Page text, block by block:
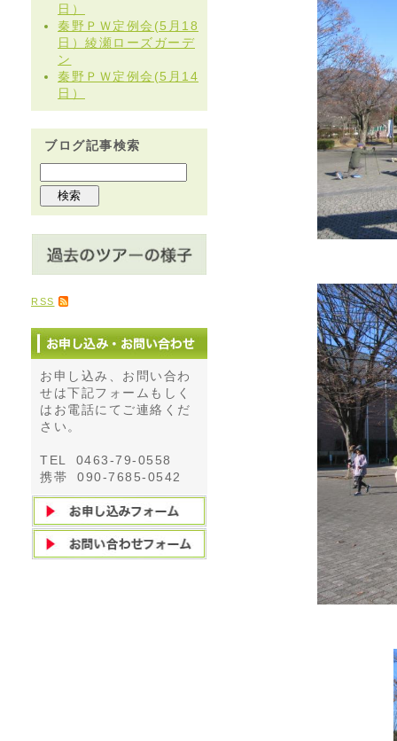
日）
秦野ＰＷ定例会(5月18
日）綾瀬ローズガーデ
ン
秦野ＰＷ定例会(5月14
日）
ブログ記事検索
RSS
お申し込み、お問い合わ
せは下記フォームもしく
はお電話にてご連絡くだ
さい。
TEL 0463-79-0558
携帯 090-7685-0542